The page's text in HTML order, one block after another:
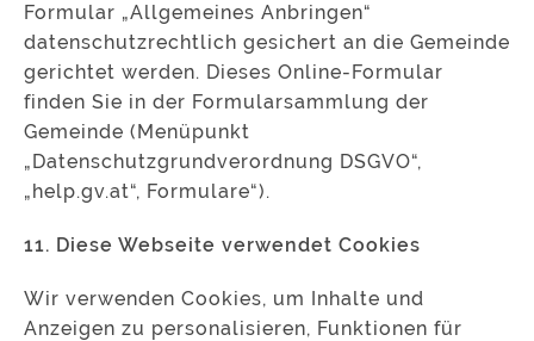
Formular „Allgemeines Anbringen“
datenschutzrechtlich gesichert an die Gemeinde
gerichtet werden. Dieses Online-Formular
finden Sie in der Formularsammlung der
Gemeinde (Menüpunkt
„Datenschutzgrundverordnung DSGVO“,
„help.gv.at“, Formulare“).
11. Diese Webseite verwendet Cookies
Wir verwenden Cookies, um Inhalte und
Anzeigen zu personalisieren, Funktionen für